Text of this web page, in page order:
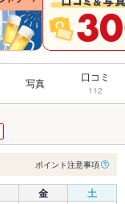
写真 口コミ
112
ポイント注意事項
金 土